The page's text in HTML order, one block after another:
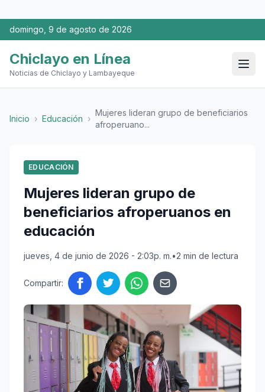
domingo, 9 de agosto de 2026
Chiclayo en Línea
Noticias de Chiclayo y Lambayeque
Inicio › Educación ›
Mujeres lideran grupo de beneficiarios
afroperuano...
EDUCACIÓN
Mujeres lideran grupo de
beneficiarios afroperuanos en
educación
jueves, 4 de junio de 2026 - 2:03p. m.•2 min de lectura
Compartir: